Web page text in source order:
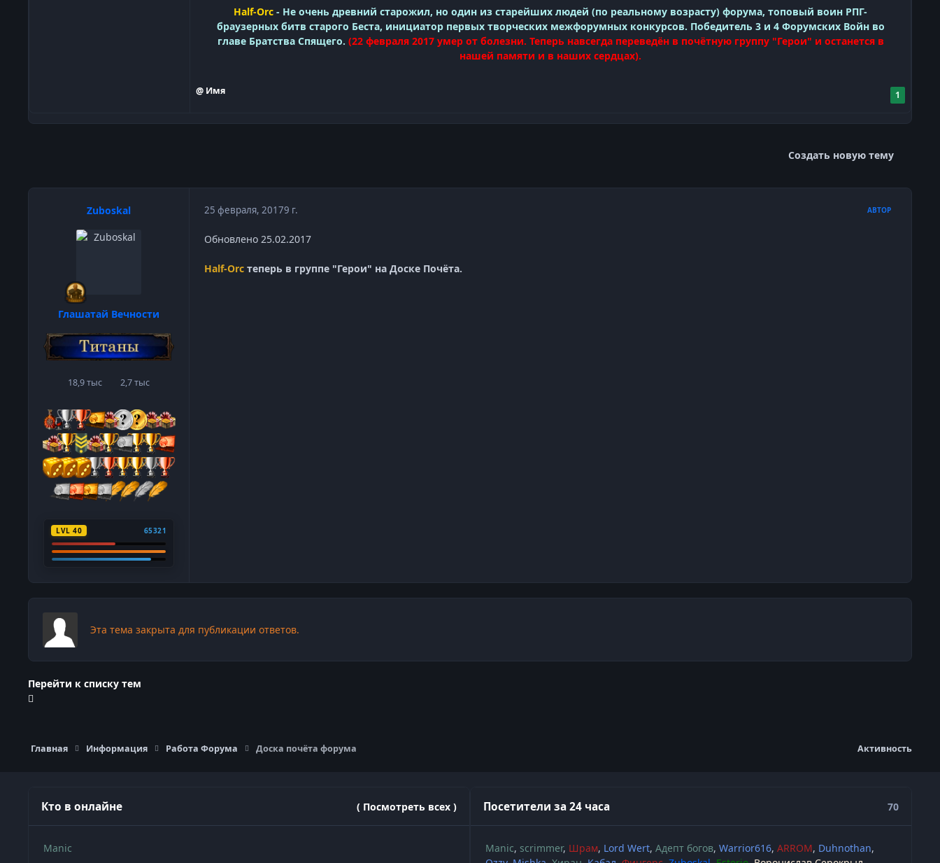
Half-Orc - Не очень древний старожил, но один из старейших людей (по реальному возрасту) форума, топовый воин РПГ-
браузерных битв старого Беста, инициатор первых творческих межфорумных конкурсов. Победитель 3 и 4 Форумских Войн во
главе Братства Спящего. (22 февраля 2017 умер от болезни. Теперь навсегда переведён в почётную группу "Герои" и останется в
нашей памяти и в наших сердцах).
@ Имя 1
Создать новую тему
Zuboskal
Глашатай Вечности
18,9 тыссообщения2,7 тысРепутация
LVL 40 65321
25 февраля, 20179 г. АВТОР
Обновлено 25.02.2017
Half-Orc теперь в группе "Герои" на Доске Почёта.
Эта тема закрыта для публикации ответов.
Перейти к списку тем
Главная Информация Работа Форума Доска почёта форума Активность
Кто в онлайне ( Посмотреть всех )
Manic
Посетители за 24 часа 70
Manic scrimmer Шрам Lord Wert Адепт богов Warrior616 ARROM Duhnothan